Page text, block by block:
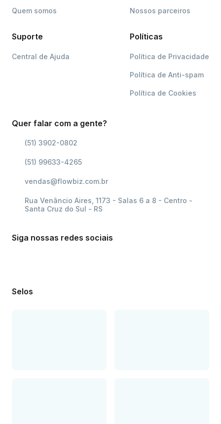
Quem somos Nossos parceiros
Suporte
Central de Ajuda
Políticas
Política de Privacidade
Política de Anti-spam
Política de Cookies
Quer falar com a gente?
(51) 3902-0802
(51) 99633-4265
vendas@flowbiz.com.br
Rua Venâncio Aires, 1173 - Salas 6 a 8 - Centro -
Santa Cruz do Sul - RS
Siga nossas redes sociais
Selos